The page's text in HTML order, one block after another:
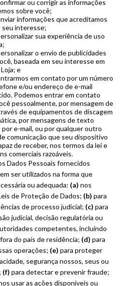
ou corrigir as informações
sobre você;
informações que acreditamos
seu interesse;
sua experiência de uso
o envio de publicidades
baseada em seu interesse em
e
em contato por um número
e/ou endereço de e-mail
Podemos entrar em contato
pessoalmente, por mensagem de
de equipamentos de discagem
por mensagens de texto
por e-mail, ou por qualquer outro
comunicação que seu dispositivo
de receber, nos termos da lei e
comerciais razoáveis.
Dados Pessoais fornecidos
ser utilizados na forma que
ou adequada: (a) nos
de Proteção de Dados; (b) para
de processo judicial; (c) para
judicial, decisão regulatória ou
competentes, incluindo
do país de residência; (d) para
operações; (e) para proteger
segurança nossos, seus ou
(f) para detectar e prevenir fraude;
usar as ações disponíveis ou